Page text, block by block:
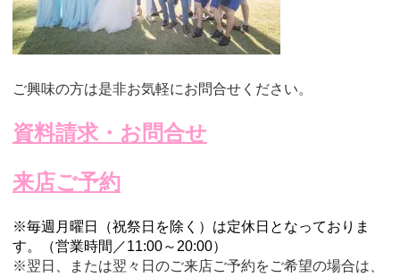
ご興味の方は是非お気軽にお問合せください。
資料請求・お問合せ
来店ご予約
※毎週月曜日（祝祭日を除く）は定休日となっておりま
す。（営業時間／11:00～20:00）
※翌日、または翌々日のご来店ご予約をご希望の場合は、